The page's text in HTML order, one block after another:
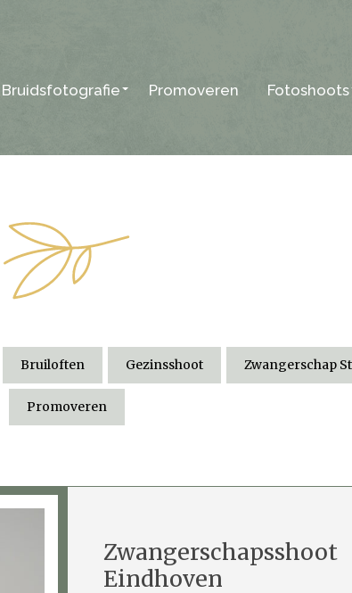
Bruidsfotografie Promoveren Fotoshoots
Bruiloften Gezinsshoot Zwangerschap
Promoveren
Zwangerschapsshoot
Eindhoven